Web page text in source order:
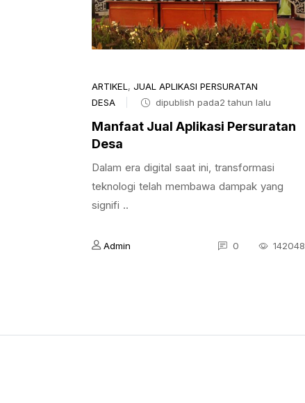
ARTIKEL , JUAL APLIKASI PERSURATAN
DESA
dipublish pada2 tahun lalu
Manfaat Jual Aplikasi Persuratan
Desa
Dalam era digital saat ini, transformasi
teknologi telah membawa dampak yang
signifi ..
Admin 0 142048